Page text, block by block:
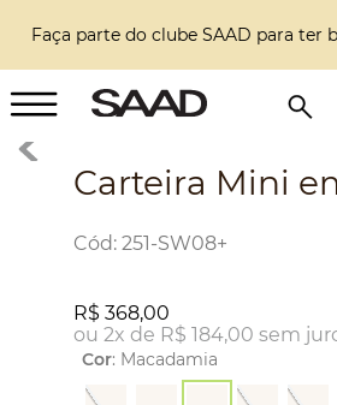
Faça parte do clube SAAD para ter
Carteira Mini
: 251-SW08+
R$ 368,00
ou 2x de R$ 184,00 sem
Cor: Macadamia